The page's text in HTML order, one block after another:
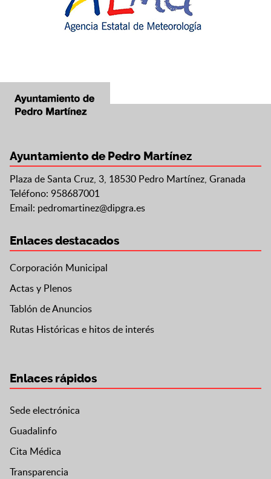
Ayuntamiento de Pedro Martínez
Plaza de Santa Cruz, 3, 18530 Pedro Martínez, Granada
Teléfono: 958687001
Email: pedromartinez@dipgra.es
Enlaces destacados
Corporación Municipal
Actas y Plenos
Tablón de Anuncios
Rutas Históricas e hitos de interés
Enlaces rápidos
Sede electrónica
Guadalinfo
Cita Médica
Transparencia